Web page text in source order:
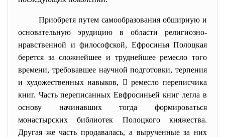
Приобретя путем самообразования обширную и
основательную эрудицию в области религиозно-
нравственной и философской, Ефросинья Полоцкая
берется за сложнейшее и труднейшее ремесло того
времени, требовавшее научной подготовки, терпения
и художественных навыков,  ремесло переписчика
книг. Часть переписанных Евфросиньей книг легла в
основу начинавших тогда формироваться
монастырских библиотек Полоцкого княжества.
Другая же часть продавалась, а вырученные за них